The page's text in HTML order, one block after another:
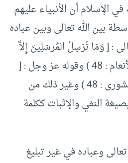
الإسلام أن الأنبياء عليهم
بين الله تعالى وبين عباده
: [ وَمَا نُرْسِلُ المُرْسَلِينَ إِلاَّ
مُبَشِّرِينَ وَمُنذِرِينَ ] ( الأنعام : 48 ) وقوله عز وجل : [
إِنْ عَلَيْكَ إِلاَّ البَلاغُ ] ( الشورى : 48 ) وغير ذلك من
النفي والإثبات ككلمة
وعباده في غير تبليغ